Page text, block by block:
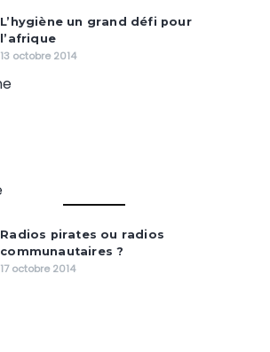
L’hygiène un grand défi pour
l’afrique
13 octobre 2014
Radios pirates ou radios
communautaires ?
17 octobre 2014